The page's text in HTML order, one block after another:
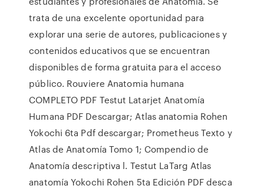
trata de una excelente oportunidad para
explorar una serie de autores, publicaciones y
contenidos educativos que se encuentran
disponibles de forma gratuita para el acceso
público. Rouviere Anatomia humana
COMPLETO PDF Testut Latarjet Anatomía
Humana PDF Descargar; Atlas anatomia Rohen
Yokochi 6ta Pdf descargar; Prometheus Texto y
Atlas de Anatomía Tomo 1; Compendio de
Anatomía descriptiva l. Testut LaTarg Atlas
anatomía Yokochi Rohen 5ta Edición PDF desca